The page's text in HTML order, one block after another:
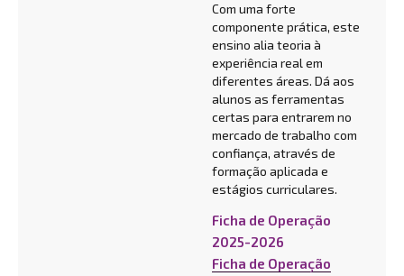
Com uma forte
componente prática, este
ensino alia teoria à
experiência real em
diferentes áreas. Dá aos
alunos as ferramentas
certas para entrarem no
mercado de trabalho com
confiança, através de
formação aplicada e
estágios curriculares.
Ficha de Operação
2025-2026
Ficha de Operação